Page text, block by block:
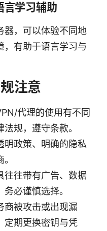
言学习辅助
器，可以体验不同地
，有助于语言学习与
注意
代理的使用有不同
规，遵守条款。
明政策、明确的隐私
往往带有广告、数据
必谨慎选择。
商被攻击或出现漏
定期更换密钥与凭